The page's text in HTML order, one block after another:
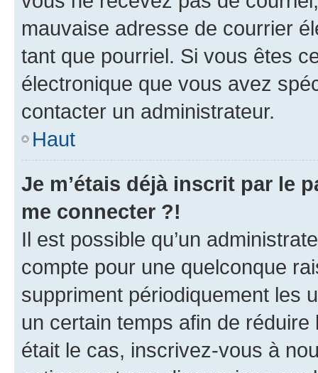
mauvaise adresse de courrier
tant que pourriel. Si vous êtes
électronique que vous avez
contacter un administrateur.
Haut
Je m’étais déjà inscrit par le
me connecter ?!
Il est possible qu’un
compte pour une quelconque
suppriment périodiquement les
un certain temps afin de
était le cas, inscrivez-vous à